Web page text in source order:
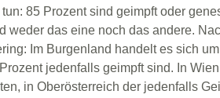
85 Prozent sind geimpft oder
weder das eine noch das andere.
Im Burgenland handelt es sich
jedenfalls geimpft sind. In
in Oberösterreich der jedenfalls